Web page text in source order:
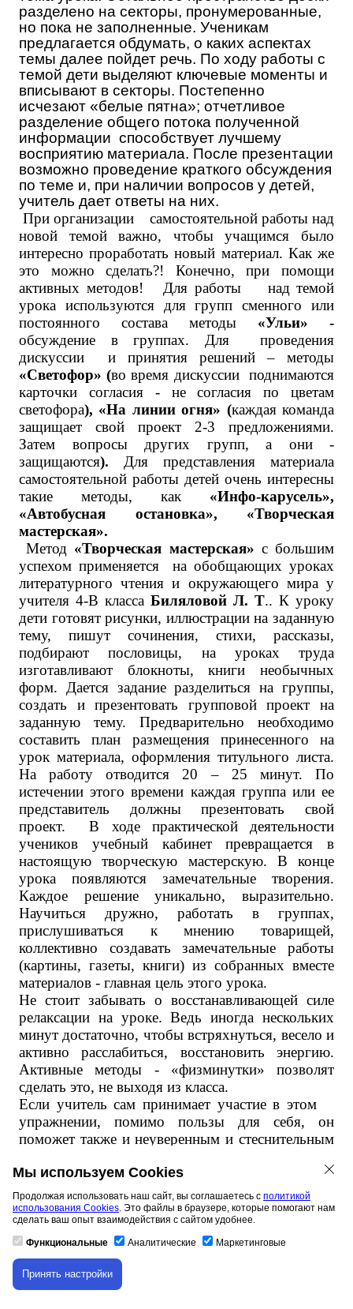
разделено на секторы, пронумерованные,
но пока не заполненные. Ученикам
предлагается обдумать, о каких аспектах
темы далее пойдет речь. По ходу работы с
темой дети выделяют ключевые моменты и
вписывают в секторы. Постепенно
исчезают «белые пятна»; отчетливое
разделение общего потока полученной
информации способствует лучшему
восприятию материала. После презентации
возможно проведение краткого обсуждения
по теме и, при наличии вопросов у детей,
учитель дает ответы на них.
При организации самостоятельной работы над
новой темой важно, чтобы учащимся было
интересно проработать новый материал. Как же
это можно сделать?! Конечно, при помощи
активных методов! Для работы над темой
урока используются для групп сменного или
постоянного состава методы «Ульи» -
обсуждение в группах. Для проведения
дискуссии и принятия решений – методы
«Cветофор» (во время дискуссии поднимаются
карточки согласия - не согласия по цветам
светофора), «На линии огня» (каждая команда
защищает свой проект 2-3 предложениями.
Затем вопросы других групп, а они -
защищаются). Для представления материала
самостоятельной работы детей очень интересны
такие методы, как «Инфо-карусель»,
«Автобусная остановка», «Творческая
мастерская».
Метод «Творческая мастерская» с большим
успехом применяется на обобщающих уроках
литературного чтения и окружающего мира у
учителя 4-В класса Биляловой Л. Т.. К уроку
дети готовят рисунки, иллюстрации на заданную
тему, пишут сочинения, стихи, рассказы,
подбирают пословицы, на уроках труда
изготавливают блокноты, книги необычных
форм. Дается задание разделиться на группы,
создать и презентовать групповой проект на
заданную тему. Предварительно необходимо
составить план размещения принесенного на
урок материала, оформления титульного листа.
На работу отводится 20 – 25 минут. По
истечении этого времени каждая группа или ее
представитель должны презентовать свой
проект. В ходе практической деятельности
учеников учебный кабинет превращается в
настоящую творческую мастерскую. В конце
урока появляются замечательные творения.
Каждое решение уникально, выразительно.
Научиться дружно, работать в группах,
прислушиваться к мнению товарищей,
коллективно создавать замечательные работы
(картины, газеты, книги) из собранных вместе
материалов - главная цель этого урока.
Не стоит забывать о восстанавливающей силе
релаксации на уроке. Ведь иногда нескольких
минут достаточно, чтобы встряхнуться, весело и
активно расслабиться, восстановить энергию.
Активные методы - «физминутки» позволят
сделать это, не выходя из класса.
Если учитель сам принимает участие в этом
упражнении, помимо пользы для себя, он
поможет также и неуверенным и стеснительным
Завершить урок можно, применив
«Ромашка», Мудрый
совет», «Итоговый круг». ( учитель
Скрипник Ж. А. )
«Ромашка» - 1. Дети отрывают лепестки
ромашки, по кругу передают разноцветные
листы и т.д. и отвечают на главные
вопросы, относящиеся к теме урока,
Скачивание материала доступно только для
авторизованных пользователей.
Мы используем Cookies
Продолжая использовать наш сайт, вы соглашаетесь с политикой
использования Cookies. Это файлы в браузере, которые помогают нам
сделать ваш опыт взаимодействия с сайтом удобнее.
Функциональные Аналитические Маркетинговые
Принять настройки